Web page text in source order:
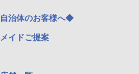
治体のお客様へ◆
イドご提案